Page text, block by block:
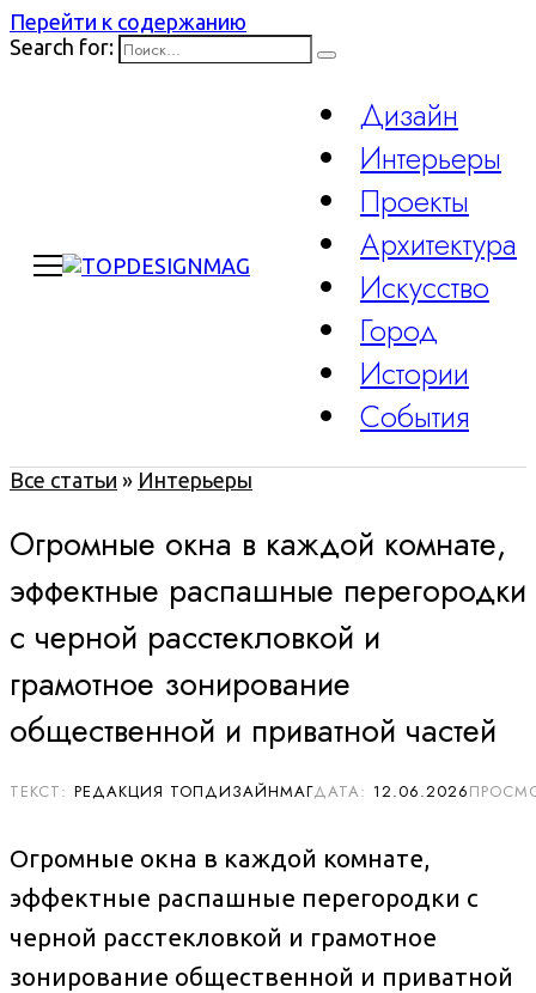
Перейти к содержанию
Search for:
Дизайн
Интерьеры
Проекты
Архитектура
Искусство
Город
Истории
События
Все статьи » Интерьеры
Огромные окна в каждой комнате,
эффектные распашные перегородки
с черной расстекловкой и
грамотное зонирование
общественной и приватной частей
РЕДАКЦИЯ ТОПДИЗАЙНМАГ 12.06.2026
Огромные окна в каждой комнате,
эффектные распашные перегородки с
черной расстекловкой и грамотное
зонирование общественной и приватной